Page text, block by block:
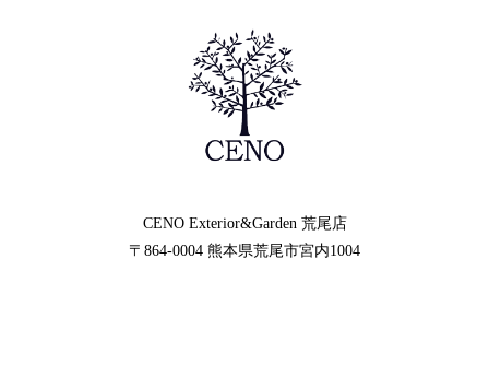
CENO Exterior&Garden荒尾店
〒864-0004 熊本県荒尾市宮内1004